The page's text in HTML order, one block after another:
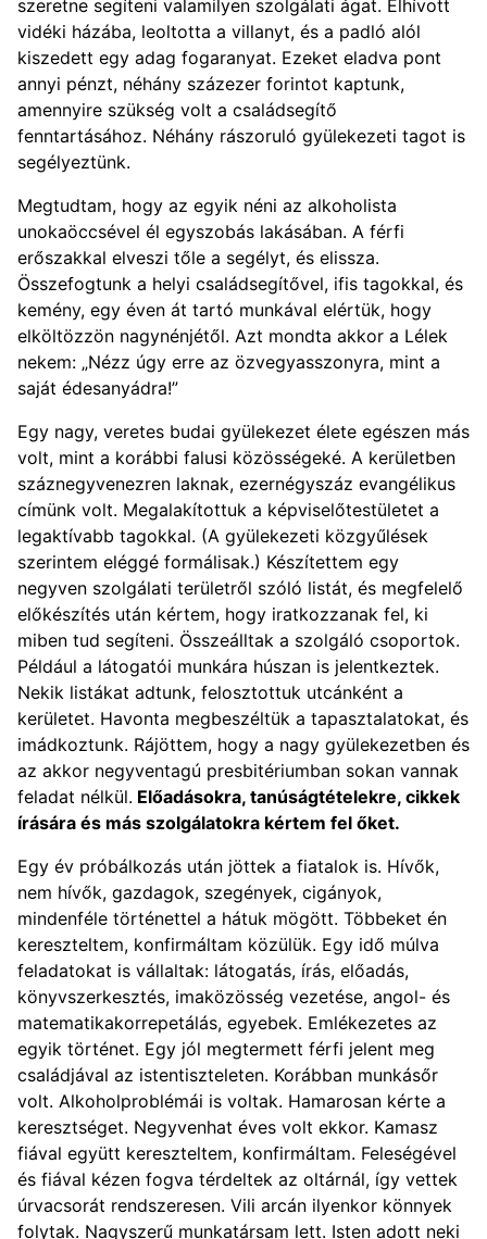
szeretne segíteni valamilyen szolgálati ágat. Elhívott
vidéki házába, leoltotta a villanyt, és a padló alól
kiszedett egy adag fogaranyat. Ezeket eladva pont
annyi pénzt, néhány százezer forintot kaptunk,
amennyire szükség volt a családsegítő
fenntartásához. Néhány rászoruló gyülekezeti tagot is
segélyeztünk.
Megtudtam, hogy az egyik néni az alkoholista
unokaöccsével él egyszobás lakásában. A férfi
erőszakkal elveszi tőle a segélyt, és elissza.
Összefogtunk a helyi családsegítővel, ifis tagokkal, és
kemény, egy éven át tartó munkával elértük, hogy
elköltözzön nagynénjétől. Azt mondta akkor a Lélek
nekem: „Nézz úgy erre az özvegyasszonyra, mint a
saját édesanyádra!”
Egy nagy, veretes budai gyülekezet élete egészen más
volt, mint a korábbi falusi közösségeké. A kerületben
száznegyvenezren laknak, ezernégyszáz evangélikus
címünk volt. Megalakítottuk a képviselőtestületet a
legaktívabb tagokkal. (A gyülekezeti közgyűlések
szerintem eléggé formálisak.) Készítettem egy
negyven szolgálati területről szóló listát, és megfelelő
előkészítés után kértem, hogy iratkozzanak fel, ki
miben tud segíteni. Összeálltak a szolgáló csoportok.
Például a látogatói munkára húszan is jelentkeztek.
Nekik listákat adtunk, felosztottuk utcánként a
kerületet. Havonta megbeszéltük a tapasztalatokat, és
imádkoztunk. Rájöttem, hogy a nagy gyülekezetben és
az akkor negyventagú presbitériumban sokan vannak
feladat nélkül. Előadásokra, tanúságtételekre, cikkek
írására és más szolgálatokra kértem fel őket.
Egy év próbálkozás után jöttek a fiatalok is. Hívők,
nem hívők, gazdagok, szegények, cigányok,
mindenféle történettel a hátuk mögött. Többeket én
kereszteltem, konfirmáltam közülük. Egy idő múlva
feladatokat is vállaltak: látogatás, írás, előadás,
könyvszerkesztés, imaközösség vezetése, angol- és
matematikakorrepetálás, egyebek. Emlékezetes az
egyik történet. Egy jól megtermett férfi jelent meg
családjával az istentiszteleten. Korábban munkásőr
volt. Alkoholproblémái is voltak. Hamarosan kérte a
keresztséget. Negyvenhat éves volt ekkor. Kamasz
fiával együtt kereszteltem, konfirmáltam. Feleségével
és fiával kézen fogva térdeltek az oltárnál, így vettek
úrvacsorát rendszeresen. Vili arcán ilyenkor könnyek
folytak. Nagyszerű munkatársam lett. Isten adott neki